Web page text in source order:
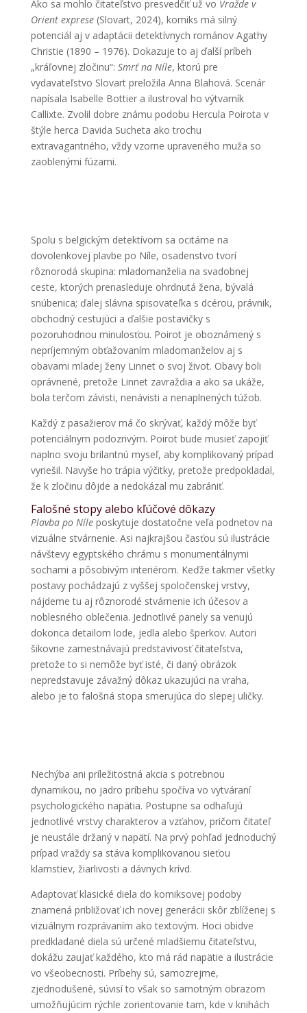
Ako sa mohlo čitateľstvo presvedčiť už vo Vražde v
Orient exprese(Slovart, 2024), komiks má silný
potenciál aj v adaptácii detektívnych románov Agathy
Christie (1890 – 1976). Dokazuje to aj ďalší príbeh
„kráľovnej zločinu“: Smrť na Níle, ktorú pre
vydavateľstvo Slovart preložila Anna Blahová. Scenár
napísala Isabelle Bottier a ilustroval ho výtvarník
Callixte. Zvolil dobre známu podobu Hercula Poirota v
štýle herca Davida Sucheta ako trochu
extravagantného, vždy vzorne upraveného muža so
zaoblenými fúzami.
Spolu s belgickým detektívom sa ocitáme na
dovolenkovej plavbe po Níle, osadenstvo tvorí
rôznorodá skupina: mladomanželia na svadobnej
ceste, ktorých prenasleduje ohrdnutá žena, bývalá
snúbenica; ďalej slávna spisovateľka s dcérou, právnik,
obchodný cestujúci a ďalšie postavičky s
pozoruhodnou minulosťou. Poirot je oboznámený s
nepríjemným obťažovaním mladomanželov aj s
obavami mladej ženy Linnet o svoj život. Obavy boli
oprávnené, pretože Linnet zavraždia a ako sa ukáže,
bola terčom závisti, nenávisti a nenaplnených túžob.
Každý z pasažierov má čo skrývať, každý môže byť
potenciálnym podozrivým. Poirot bude musieť zapojiť
naplno svoju brilantnú myseľ, aby komplikovaný prípad
vyriešil. Navyše ho trápia výčitky, pretože predpokladal,
že k zločinu dôjde a nedokázal mu zabrániť.
Falošné stopy alebo kľúčové dôkazy
Plavba po Níleposkytuje dostatočne veľa podnetov na
vizuálne stvárnenie. Asi najkrajšou časťou sú ilustrácie
návštevy egyptského chrámu s monumentálnymi
sochami a pôsobivým interiérom. Keďže takmer všetky
postavy pochádzajú z vyššej spoločenskej vrstvy,
nájdeme tu aj rôznorodé stvárnenie ich účesov a
noblesného oblečenia. Jednotlivé panely sa venujú
dokonca detailom lode, jedla alebo šperkov. Autori
šikovne zamestnávajú predstavivosť čitateľstva,
pretože to si nemôže byť isté, či daný obrázok
nepredstavuje závažný dôkaz ukazujúci na vraha,
alebo je to falošná stopa smerujúca do slepej uličky.
Nechýba ani príležitostná akcia s potrebnou
dynamikou, no jadro príbehu spočíva vo vytváraní
psychologického napätia. Postupne sa odhaľujú
jednotlivé vrstvy charakterov a vzťahov, pričom čitateľ
je neustále držaný v napätí. Na prvý pohľad jednoduchý
prípad vraždy sa stáva komplikovanou sieťou
klamstiev, žiarlivosti a dávnych krívd.
Adaptovať klasické diela do komiksovej podoby
znamená približovať ich novej generácii skôr zblíženej s
vizuálnym rozprávaním ako textovým. Hoci obidve
predkladané diela sú určené mladšiemu čitateľstvu,
dokážu zaujať každého, kto má rád napätie a ilustrácie
vo všeobecnosti. Príbehy sú, samozrejme,
zjednodušené, súvisí to však so samotným obrazom
umožňujúcim rýchle zorientovanie tam, kde v knihách